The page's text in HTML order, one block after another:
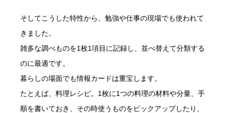
そしてこうした特性から、勉強や仕事の現場でも使われて
きました。
雑多な調べものを1枚1項目に記録し、並べ替えて分類する
のに最適です。
暮らしの場面でも情報カードは重宝します。
たとえば、料理レシピ。1枚に1つの料理の材料や分量、手
順を書いておき、その時使うものをピックアップしたり、